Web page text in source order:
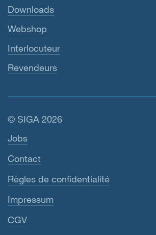
Downloads
Webshop
Interlocuteur
Revendeurs
© SIGA 2026
Navigation en pied de page
Jobs
Contact
Règles de confidentialité
Impressum
CGV